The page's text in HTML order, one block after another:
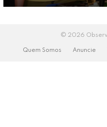
© 2026
Quem Somos Anuncie